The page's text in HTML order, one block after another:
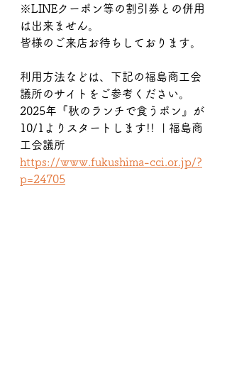
※LINEクーポン等の割引券との併用
は出来ません。
皆様のご来店お待ちしております。
利用方法などは、下記の福島商工会
議所のサイトをご参考ください。
2025年『秋のランチで食うポン』が
10/1よりスタートします!!  | 福島商
工会議所
https://www.fukushima-cci.or.jp/?
p=24705